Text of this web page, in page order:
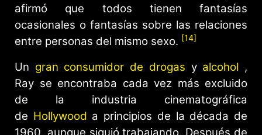
afirmó que todos tienen fantasías
ocasionales o fantasías sobre las relaciones
entre personas del mismo sexo. [14]
Un gran consumidor de drogas y alcohol ,
Ray se encontraba cada vez más excluido
de la industria cinematográfica
de Hollywood a principios de la década de